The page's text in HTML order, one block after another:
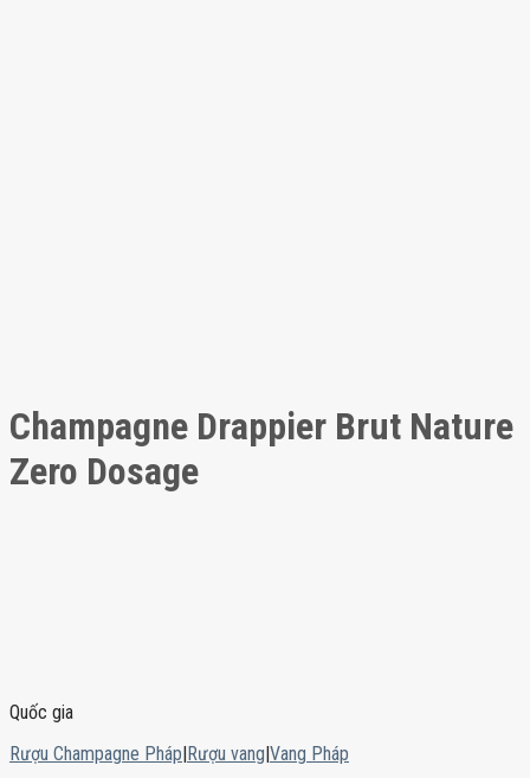
Champagne Drappier Brut Nature
Zero Dosage
Quốc gia
Rượu Champagne Pháp|Rượu vang|Vang Pháp